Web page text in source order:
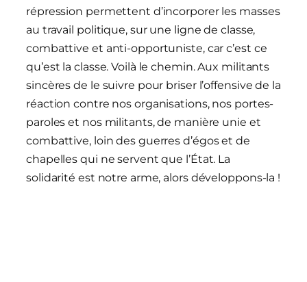
répression permettent d’incorporer les masses
au travail politique, sur une ligne de classe,
combattive et anti-opportuniste, car c’est ce
qu’est la classe. Voilà le chemin. Aux militants
sincères de le suivre pour briser l’offensive de la
réaction contre nos organisations, nos portes-
paroles et nos militants, de manière unie et
combattive, loin des guerres d’égos et de
chapelles qui ne servent que l’État. La
solidarité est notre arme, alors développons-la !